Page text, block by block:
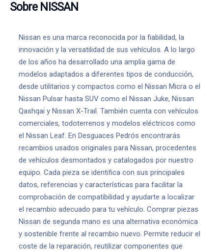
Sobre NISSAN
Nissan es una marca reconocida por la fiabilidad, la
innovación y la versatilidad de sus vehículos. A lo largo
de los años ha desarrollado una amplia gama de
modelos adaptados a diferentes tipos de conducción,
desde utilitarios y compactos como el Nissan Micra o el
Nissan Pulsar hasta SUV como el Nissan Juke, Nissan
Qashqai y Nissan X-Trail. También cuenta con vehículos
comerciales, todoterrenos y modelos eléctricos como
el Nissan Leaf. En Desguaces Pedrós encontrarás
recambios usados originales para Nissan, procedentes
de vehículos desmontados y catalogados por nuestro
equipo. Cada pieza se identifica con sus principales
datos, referencias y características para facilitar la
comprobación de compatibilidad y ayudarte a localizar
el recambio adecuado para tu vehículo. Comprar piezas
Nissan de segunda mano es una alternativa económica
y sostenible frente al recambio nuevo. Permite reducir el
coste de la reparación, reutilizar componentes que